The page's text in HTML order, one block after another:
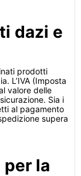
dazi e
prodotti
L’IVA (Imposta
valore delle
Sia i
al pagamento
supera
la